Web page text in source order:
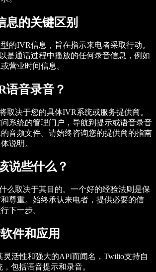
息的关键区别
的IVR信息，旨在指示来电者采取行动。
是通话过程中播放的任何录音信息，例如
营业时间信息。
语音录音？
取决于您的具体IVR系统或服务提供商。
系统的管理门户，导航到提示或语音录音
音频文件。请始终咨询您的提供商的指南
说明。
说些什么？
么取决于其目的。一个好的经验法则是保
尊重。始终承认来电者，提供必要的信
下一步。
件和应用
灵活性和强大的API而闻名，Twilio支持自
包括语音提示和录音。